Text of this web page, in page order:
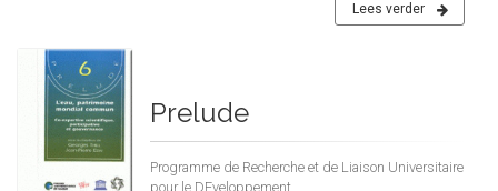
Lees verder
Prelude
Programme de Recherche et de Liaison Universitaire
pour le DEveloppement.